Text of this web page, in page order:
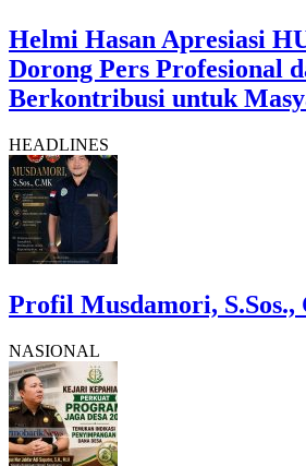
Helmi Hasan Apresiasi
Dorong Pers Profesional
Berkontribusi untuk
HEADLINES
Profil Musdamori,
NASIONAL